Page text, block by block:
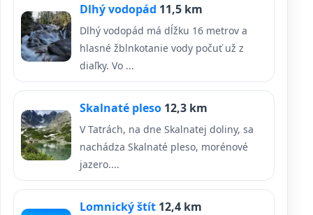
Dlhý vodopád 11,5 km
Dlhý vodopád má dĺžku 16 metrov a
hlasné žblnkotanie vody počuť už z
diaľky. Vo ...
Skalnaté pleso 12,3 km
V Tatrách, na dne Skalnatej doliny, sa
nachádza Skalnaté pleso, morénové
jazero....
Lomnický štít 12,4 km